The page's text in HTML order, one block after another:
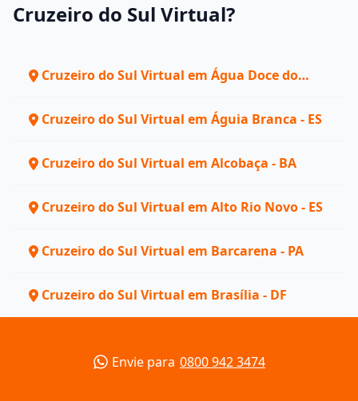
Cruzeiro do Sul Virtual?
Cruzeiro do Sul Virtual em Água Doce do
Cruzeiro do Sul Virtual em Águia Branca - ES
Cruzeiro do Sul Virtual em Alcobaça - BA
Cruzeiro do Sul Virtual em Alto Rio Novo - ES
Cruzeiro do Sul Virtual em Barcarena - PA
Cruzeiro do Sul Virtual em Brasília - DF
Envie para 0800 942 3474